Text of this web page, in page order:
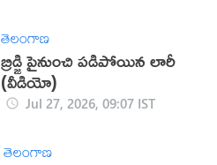
తెలంగాణ
బ్రిడ్జి పైనుంచి పడిపోయిన లారీ
(వీడియో)
Jul 27, 2026, 09:07 IST
తెలంగాణ